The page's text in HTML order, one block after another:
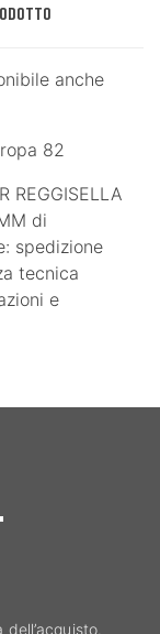
anche
82
REGGISELLA
di
spedizione
tecnica
e